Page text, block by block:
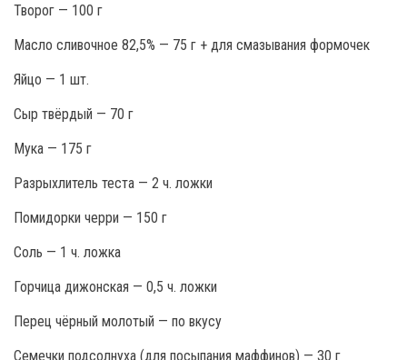
Творог — 100 г
Масло сливочное 82,5% — 75 г + для смазывания формочек
Яйцо — 1 шт.
Сыр твёрдый — 70 г
Мука — 175 г
Разрыхлитель теста — 2 ч. ложки
Помидорки черри — 150 г
Соль — 1 ч. ложка
Горчица дижонская — 0,5 ч. ложки
Перец чёрный молотый — по вкусу
Семечки подсолнуха (для посыпания маффинов) — 30 г